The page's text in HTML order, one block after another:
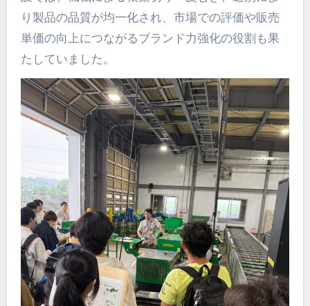
り製品の品質が均一化され、市場での評価や販売
単価の向上につながるブランド力強化の役割も果
たしていました。